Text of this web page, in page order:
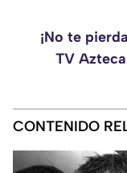
¡No te
TV
CONTENIDO